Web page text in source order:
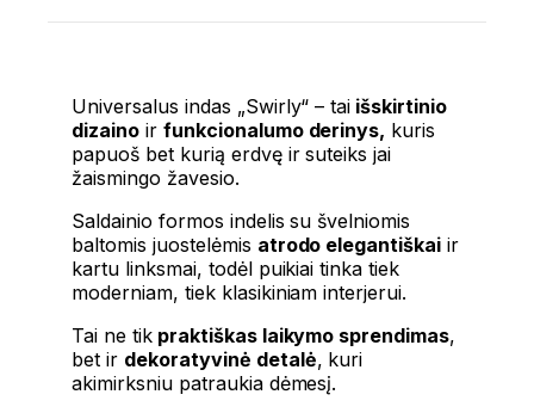
Universalus indas „Swirly“ – tai išskirtinio
dizainoir funkcionalumo derinys, kuris
papuoš bet kurią erdvę ir suteiks jai
žaismingo žavesio.
Saldainio formos indelis su švelniomis
baltomis juostelėmis atrodo elegantiškai ir
kartu linksmai, todėl puikiai tinka tiek
moderniam, tiek klasikiniam interjerui.
Tai ne tikpraktiškas laikymo sprendimas,
bet ir dekoratyvinė detalė, kuri
akimirksniu patraukia dėmesį.